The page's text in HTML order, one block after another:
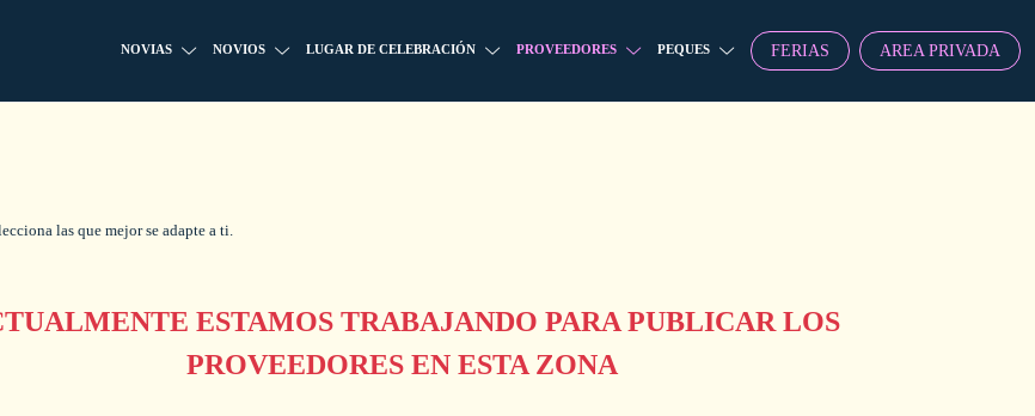
NOVIAS NOVIOS LUGAR DE CELEBRACIÓN PROVEEDORES PEQUES FERIAS AREA PRIVADA
las que mejor se adapte a ti.
ESTAMOS TRABAJANDO PARA PUBLICAR LOS
PROVEEDORES EN ESTA ZONA